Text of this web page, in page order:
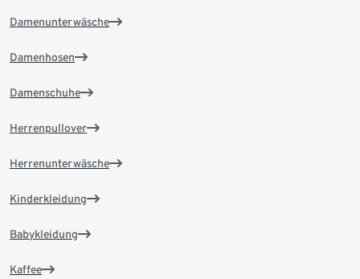
Damenunterwäsche
Damenhosen
Damenschuhe
Herrenpullover
Herrenunterwäsche
Kinderkleidung
Babykleidung
Kaffee